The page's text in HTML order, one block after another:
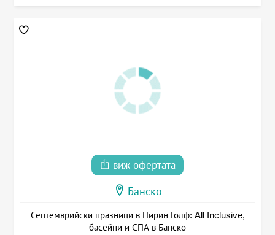
виж офертата
Банско
Септемврийски празници в Пирин Голф: All Inclusive,
басейни и СПА в Банско